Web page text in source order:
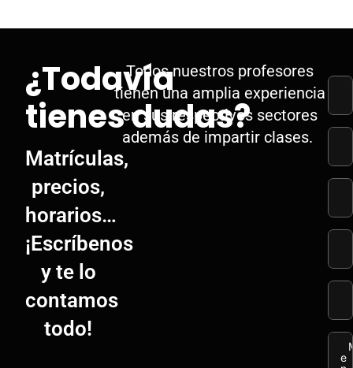
¿Todavía
tienes dudas?
Matrículas,
precios,
horarios…
¡Escríbenos
y te lo
contamos
todo!
Todos nuestros profesores
tienen una amplia experiencia
en sus respectivos sectores
además de impartir clases.